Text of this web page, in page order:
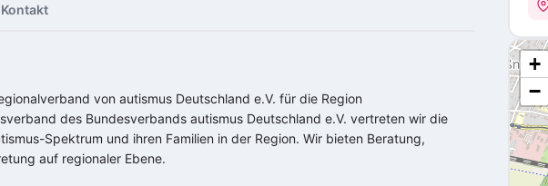
von autismus Deutschland e.V. für die Region
des Bundesverbands autismus Deutschland e.V. vertreten wir die
Spektrum und ihren Familien in der Region. Wir bieten Beratung,
auf regionaler Ebene.
+
−